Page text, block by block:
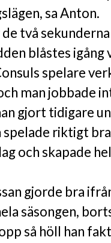
sa Anton.
två
blåstes
spelare
man jobbade
gjort tidigare
riktigt
och skapade
gjorde bra
säsongen,
så höll han